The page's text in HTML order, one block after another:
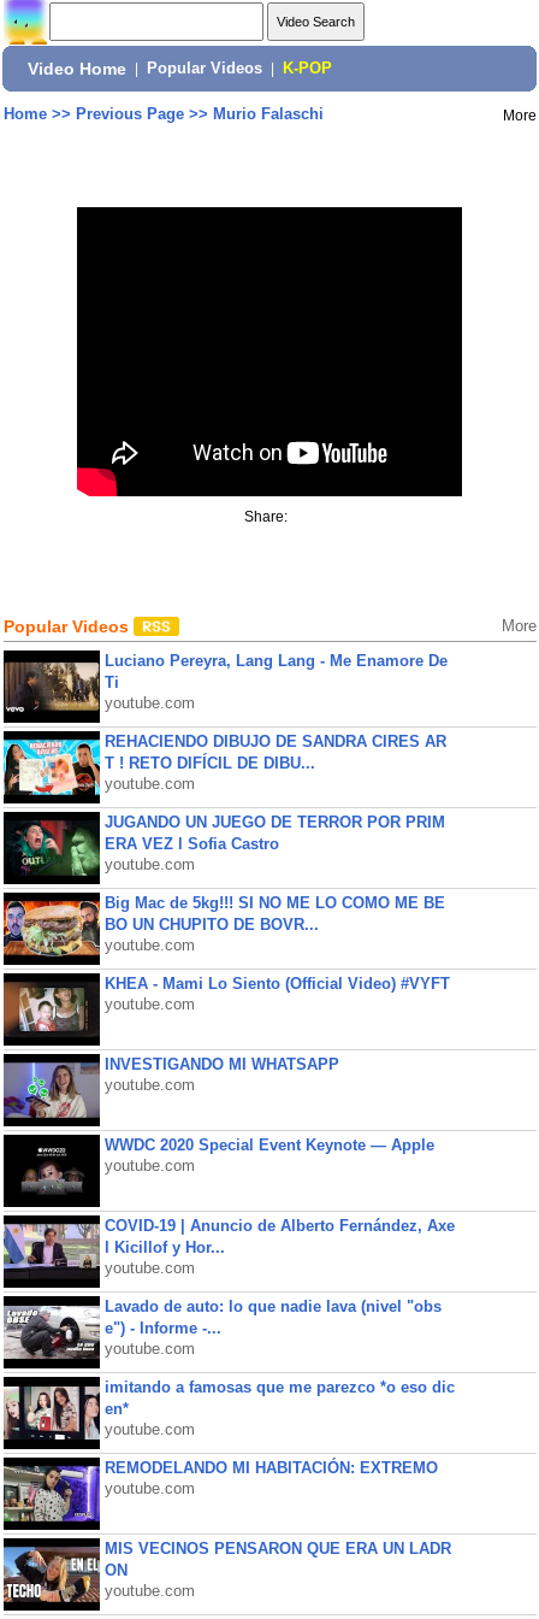
Video Home Popular Videos K-POP
Home>> Previous Page>> Murio Falaschi More
Share:
Popular Videos More
Luciano Pereyra, Lang Lang - Me Enamore De
Ti
youtube.com
REHACIENDO DIBUJO DE SANDRA CIRES AR
T ! RETO DIFÍCIL DE DIBU...
youtube.com
JUGANDO UN JUEGO DE TERROR POR PRIM
ERA VEZ l Sofia Castro
youtube.com
Big Mac de 5kg!!! SI NO ME LO COMO ME BE
BO UN CHUPITO DE BOVR...
youtube.com
KHEA - Mami Lo Siento (Official Video) #VYFT
youtube.com
INVESTIGANDO MI WHATSAPP
youtube.com
WWDC 2020 Special Event Keynote — Apple
youtube.com
COVID-19 | Anuncio de Alberto Fernández, Axe
l Kicillof y Hor...
youtube.com
Lavado de auto: lo que nadie lava (nivel "obs
e") - Informe -...
youtube.com
imitando a famosas que me parezco *o eso dic
en*
youtube.com
REMODELANDO MI HABITACIÓN: EXTREMO
youtube.com
MIS VECINOS PENSARON QUE ERA UN LADR
ON
youtube.com